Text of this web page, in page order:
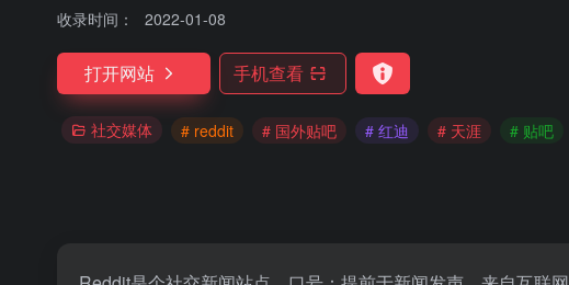
收录时间： 2022-01-08
打开网站 手机查看
社交媒体 # reddit # 国外贴吧 # 红迪 # 天涯 # 贴吧